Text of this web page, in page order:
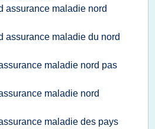
assurance maladie nord
assurance maladie du nord
maladie nord pas
maladie nord
maladie des pays